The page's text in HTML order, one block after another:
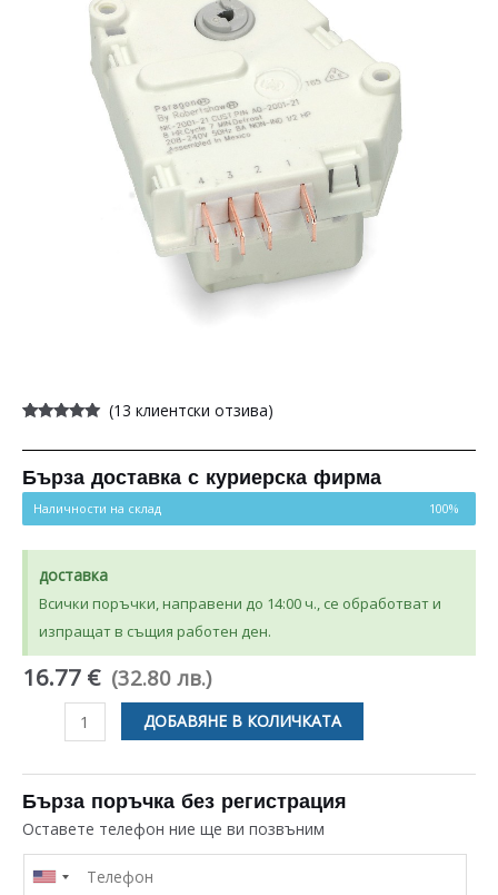
4.85от 5,
на
потребителски
оценки
(13 клиентски отзива)
Бърза доставка с куриерска фирма
Наличности на склад 100%
доставка
Всички поръчки, направени до 14:00 ч., се обработват и
изпращат в същия работен ден.
16.77 € (32.80 лв.)
количество
ТАЙМЕР
NO
FROST
ЗА
ХЛАДИЛНИК
ДОБАВЯНЕ В КОЛИЧКАТА
Бърза поръчка без регистрация
Оставете телефон ние ще ви позвъним